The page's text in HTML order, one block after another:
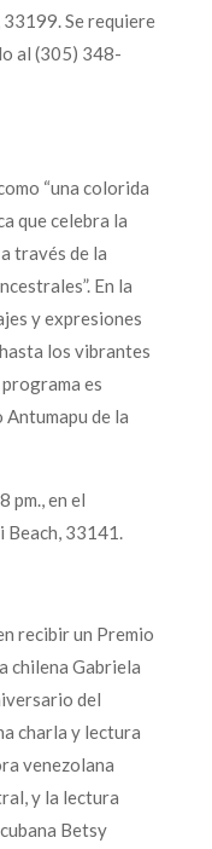
Se requiere
al (305) 348-
“una colorida
que celebra la
través de la
En la
y expresiones
los vibrantes
es
de la
pm., en el
Beach, 33141.
recibir un Premio
chilena Gabriela
del
charla y lectura
venezolana
y la lectura
Betsy